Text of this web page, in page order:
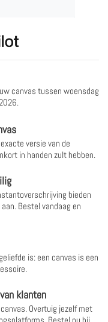
canvas tussen woensdag
versie van de
in handen zult hebben.
bieden
Bestel vandaag en
is: een canvas is een
klanten
Overtuig jezelf met
Bestel nu bij